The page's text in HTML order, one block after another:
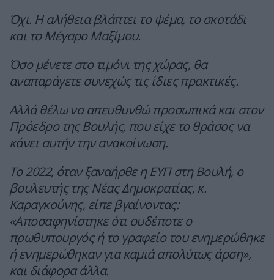
Όχι. Η αλήθεια βλάπτει το ψέμα, το σκοτάδι
και το Μέγαρο Μαξίμου.
Όσο μένετε στο τιμόνι της χώρας, θα
αναπαράγετε συνεχώς τις ίδιες πρακτικές.
Αλλά θέλω να απευθυνθώ προσωπικά και στον
Πρόεδρο της Βουλής, που είχε το θράσος να
κάνει αυτήν την ανακοίνωση.
Το 2022, όταν ξαναήρθε η ΕΥΠ στη Βουλή, ο
βουλευτής της Νέας Δημοκρατίας, κ.
Καραγκούνης, είπε βγαίνοντας:
«Αποσαφηνίστηκε ότι ουδέποτε ο
πρωθυπουργός ή το γραφείο του ενημερώθηκε
ή ενημερώθηκαν για καμιά απολύτως άρση»,
και διάφορα άλλα.